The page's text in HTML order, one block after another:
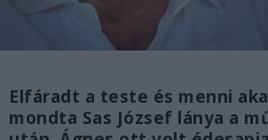
Elfáradt a teste és menni
mondta Sas József lánya a